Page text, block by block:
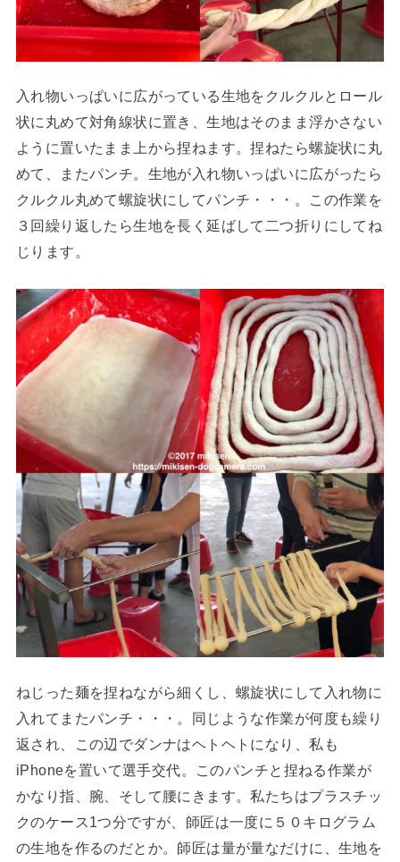
入れ物いっぱいに広がっている生地をクルクルとロール
状に丸めて対角線状に置き、生地はそのまま浮かさない
ように置いたまま上から捏ねます。捏ねたら螺旋状に丸
めて、またパンチ。生地が入れ物いっぱいに広がったら
クルクル丸めて螺旋状にしてパンチ・・・。この作業を
３回繰り返したら生地を長く延ばして二つ折りにしてね
じります。
ねじった麺を捏ねながら細くし、螺旋状にして入れ物に
入れてまたパンチ・・・。同じような作業が何度も繰り
返され、この辺でダンナはヘトヘトになり、私も
iPhoneを置いて選手交代。このパンチと捏ねる作業が
かなり指、腕、そして腰にきます。私たちはプラスチッ
クのケース1つ分ですが、師匠は一度に５０キログラム
の生地を作るのだとか。師匠は量が量なだけに、生地を